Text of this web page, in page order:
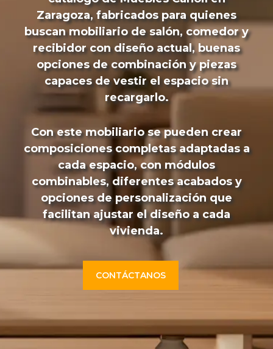
Zaragoza, fabricados para quienes
buscan mobiliario de salón, comedor y
recibidor con diseño actual, buenas
opciones de combinación y piezas
capaces de vestir el espacio sin
recargarlo.
Con este mobiliario se pueden crear
composiciones completas adaptadas a
cada espacio, con módulos
combinables, diferentes acabados y
opciones de personalización que
facilitan ajustar el diseño a cada
vivienda.
CONTÁCTANOS